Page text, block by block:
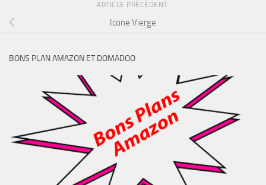
ARTICLE PRÉCÉDENT
Icone Vierge
BONS PLAN AMAZON ET DOMADOO